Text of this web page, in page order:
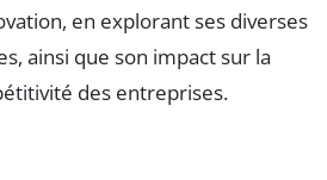
en explorant ses diverses
ainsi que son impact sur la
des entreprises.